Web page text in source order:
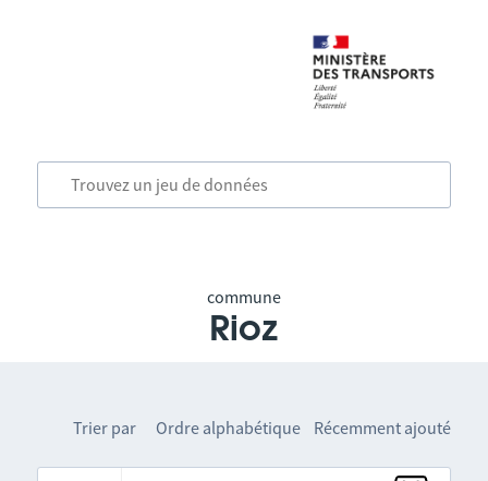
commune
Rioz
Trier par Ordre alphabétique Récemment ajouté